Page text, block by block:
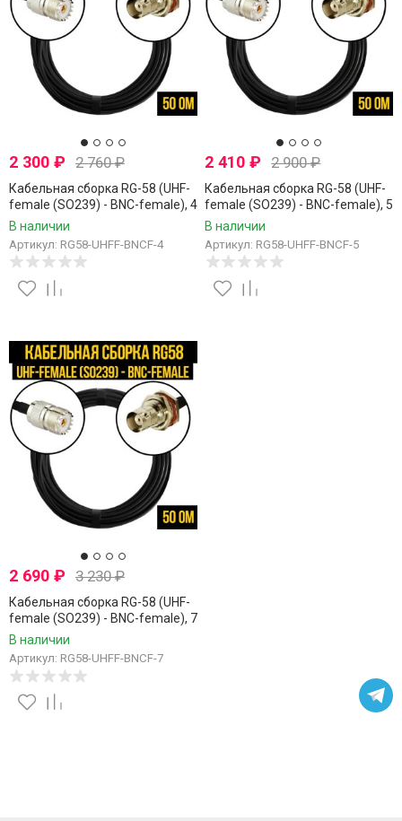
2 300 ₽ 2 760₽
Кабельная сборка RG-58 (UHF-
female (SO239) - BNC-female), 4
метра
В наличии
Артикул: RG58-UHFF-BNCF-4
2 410₽ 2 900₽
Кабельная сборка RG-58 (UHF-
female (SO239) - BNC-female), 5
метров
В наличии
Артикул: RG58-UHFF-BNCF-5
2 690 ₽ 3 230₽
Кабельная сборка RG-58 (UHF-
female (SO239) - BNC-female), 7
метров
В наличии
Артикул: RG58-UHFF-BNCF-7